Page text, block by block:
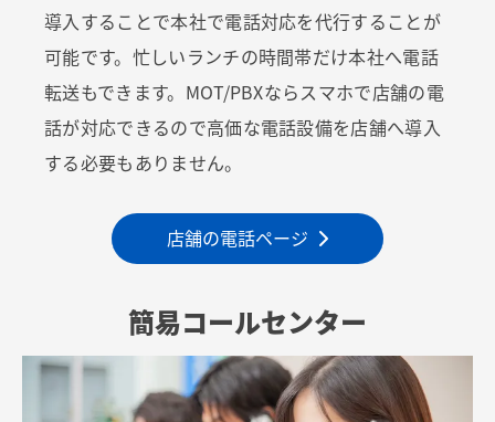
導入することで本社で電話対応を代行することが
可能です。忙しいランチの時間帯だけ本社へ電話
転送もできます。MOT/PBXならスマホで店舗の電
話が対応できるので高価な電話設備を店舗へ導入
する必要もありません。
店舗の電話ページ
簡易コールセンター